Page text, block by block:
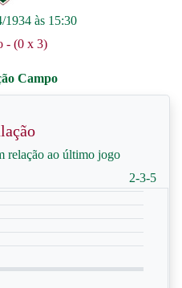
às 15:30
- (0 x 3)
relação ao último jogo
2-3-5